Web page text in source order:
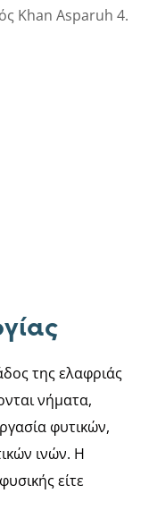
της ελαφριάς
νήματα,
φυτικών,
ινών. Η
είτε
Khan Asparuh 4.